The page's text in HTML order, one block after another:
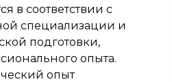
в соответствии с
специализации и
подготовки,
опыта.
опыт